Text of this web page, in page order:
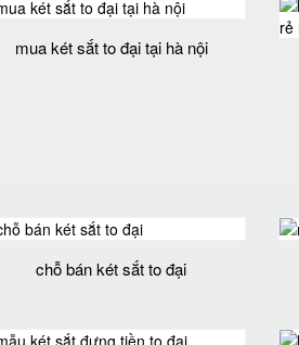
mua két sắt to đại tại hà nội
chỗ bán két sắt to đại